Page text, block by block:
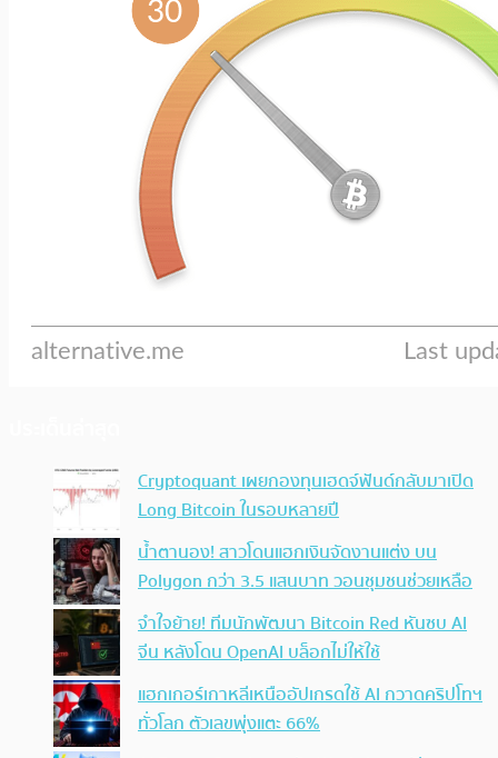
Cryptoquant เผยกองทุนเฮดจ์ฟันด์กลับมาเปิด
Long Bitcoin ในรอบหลายปี
น้ำตานอง! สาวโดนแฮกเงินจัดงานแต่ง บน
Polygon กว่า 3.5 แสนบาท วอนชุมชนช่วยเหลือ
จำใจย้าย! ทีมนักพัฒนา Bitcoin Red หันซบ AI
จีน หลังโดน OpenAI บล็อกไม่ให้ใช้
แฮกเกอร์เกาหลีเหนืออัปเกรดใช้ AI กวาดคริปโทฯ
ทั่วโลก ตัวเลขพุ่งแตะ 66%